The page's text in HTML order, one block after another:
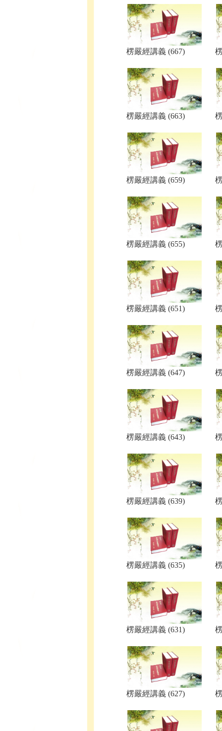
楞嚴經講義 (667)
楞嚴經講義 (663)
楞嚴經講義 (659)
楞嚴經講義 (655)
楞嚴經講義 (651)
楞嚴經講義 (647)
楞嚴經講義 (643)
楞嚴經講義 (639)
楞嚴經講義 (635)
楞嚴經講義 (631)
楞嚴經講義 (627)